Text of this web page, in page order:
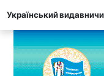
Український